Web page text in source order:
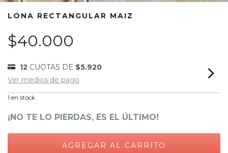
LONA RECTANGULAR MAIZ
$40.000
12 CUOTAS DE $5.920
Ver medios de pago
1 en stock
¡NO TE LO PIERDAS, ES EL ÚLTIMO!